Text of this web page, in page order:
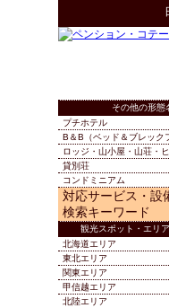
その他の形態
プチホテル
B＆B（ベッド＆ブレック
ロッジ・山小屋・山荘・
貸別荘
コンドミニアム
対応サービス・設
検索キーワード
観光スポット・エリ
北海道エリア
東北エリア
関東エリア
甲信越エリア
北陸エリア